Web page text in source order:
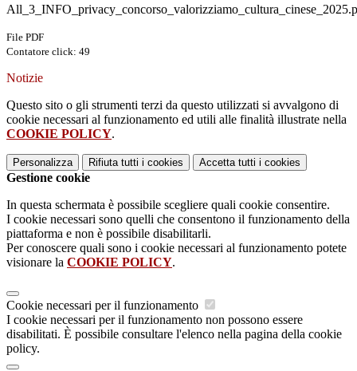
File PDF
Contatore click: 49
Notizie
Questo sito o gli strumenti terzi da questo utilizzati si avvalgono di
cookie necessari al funzionamento ed utili alle finalità illustrate nella
COOKIE POLICY.
Personalizza Rifiuta tutti i cookies Accetta tutti i cookies
Gestione cookie
In questa schermata è possibile scegliere quali cookie consentire.
I cookie necessari sono quelli che consentono il funzionamento della
piattaforma e non è possibile disabilitarli.
Per conoscere quali sono i cookie necessari al funzionamento potete
visionare la COOKIE POLICY.
Cookie necessari per il funzionamento
I cookie necessari per il funzionamento non possono essere
disabilitati. È possibile consultare l'elenco nella pagina della cookie
policy.